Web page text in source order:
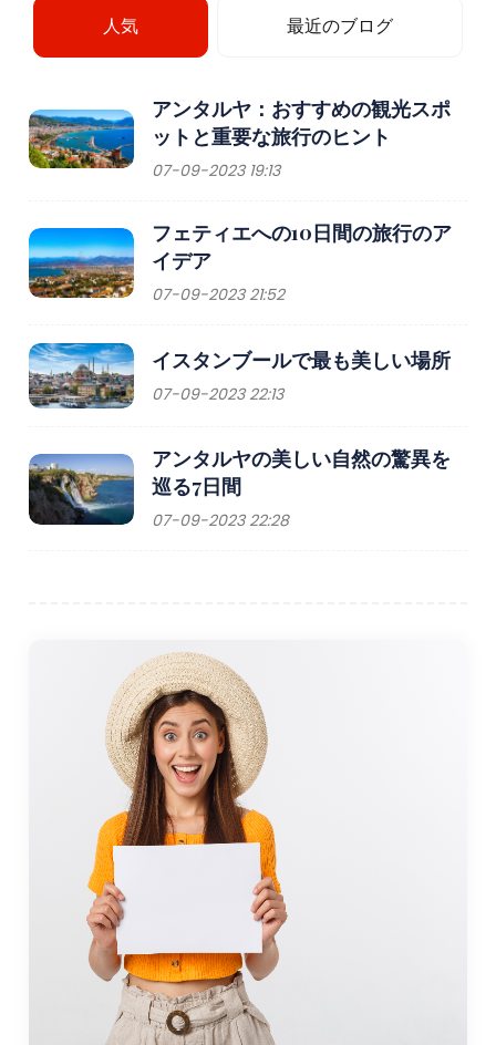
人気 最近のブログ
アンタルヤ：おすすめの観光スポ
ットと重要な旅行のヒント
07-09-2023 19:13
フェティエへの10日間の旅行のア
イデア
07-09-2023 21:52
イスタンブールで最も美しい場所
07-09-2023 22:13
アンタルヤの美しい自然の驚異を
巡る7日間
07-09-2023 22:28